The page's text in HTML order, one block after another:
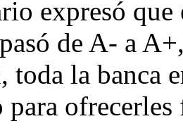
expresó
de A- a
toda la banca
para